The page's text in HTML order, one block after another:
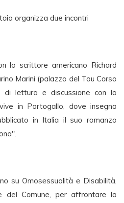
organizza due incontri
lo scrittore americano Richard
Marini (palazzo del Tau Corso
di lettura e discussione con lo
in Portogallo, dove insegna
in Italia il suo romanzo
su Omosessualità e Disabilità,
del Comune, per affrontare la